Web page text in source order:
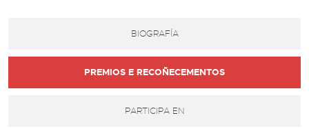
BIOGRAFÍA
PREMIOS E RECOÑECEMENTOS
PARTICIPA EN